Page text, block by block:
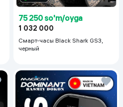
75 250 so'm/oyga
1 032 000
Смарт-часы Black Shark GS3,
черный